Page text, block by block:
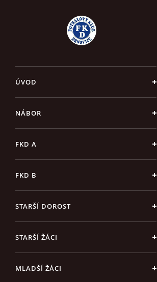
ÚVOD
NÁBOR
FKD A
FKD B
STARŠÍ DOROST
STARŠÍ ŽÁCI
MLADŠÍ ŽÁCI